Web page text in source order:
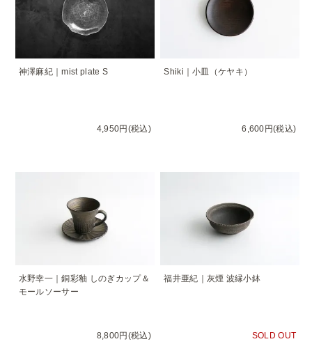
神澤麻紀｜mist plate S
4,950円(税込)
Shiki｜小皿（ケヤキ）
6,600円(税込)
水野幸一｜銅彩釉 しのぎカップ＆
モールソーサー
8,800円(税込)
福井亜紀｜灰煙 波縁小鉢
SOLD OUT